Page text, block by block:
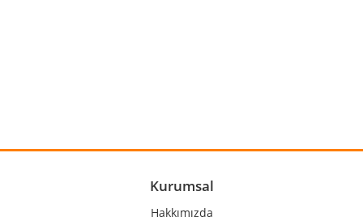
Ürün açıklamasında eksik bilgiler bulunuyor.
Ürün bilgilerinde hatalar bulunuyor.
Kurumsal
Hakkımızda